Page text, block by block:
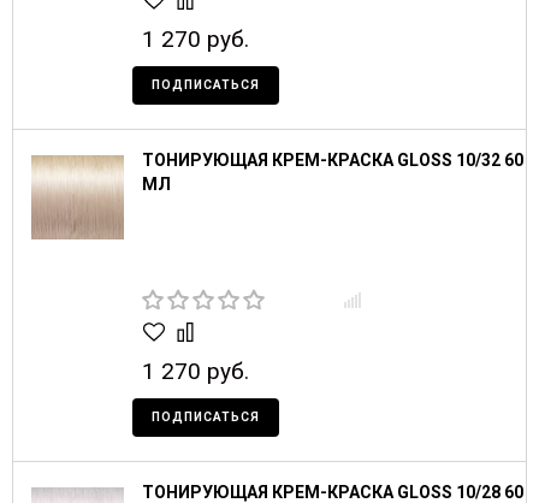
1 270 руб.
ПОДПИСАТЬСЯ
ТОНИРУЮЩАЯ КРЕМ-КРАСКА GLOSS 10/32 60
МЛ
1 270 руб.
ПОДПИСАТЬСЯ
ТОНИРУЮЩАЯ КРЕМ-КРАСКА GLOSS 10/28 60